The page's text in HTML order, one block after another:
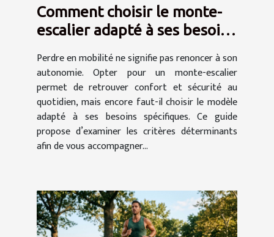
Comment choisir le monte-
escalier adapté à ses besoins
Perdre en mobilité ne signifie pas renoncer à son
autonomie. Opter pour un monte-escalier
permet de retrouver confort et sécurité au
quotidien, mais encore faut-il choisir le modèle
adapté à ses besoins spécifiques. Ce guide
propose d’examiner les critères déterminants
afin de vous accompagner...